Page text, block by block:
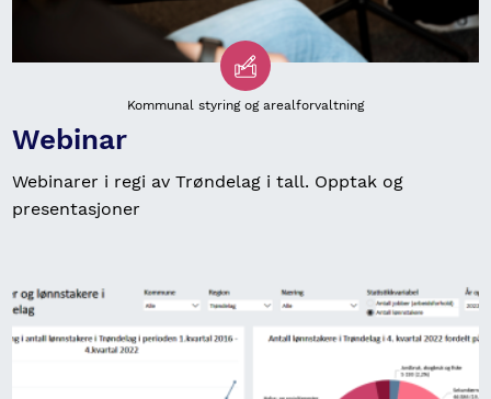
Kommunal styring og arealforvaltning
Webinar
Webinarer i regi av Trøndelag i tall. Opptak og
presentasjoner